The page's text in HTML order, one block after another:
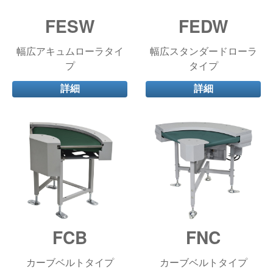
FESW
幅広アキュムローラタイ
プ
詳細
FEDW
幅広スタンダードローラ
タイプ
詳細
FCB
カーブベルトタイプ
FNC
カーブベルトタイプ